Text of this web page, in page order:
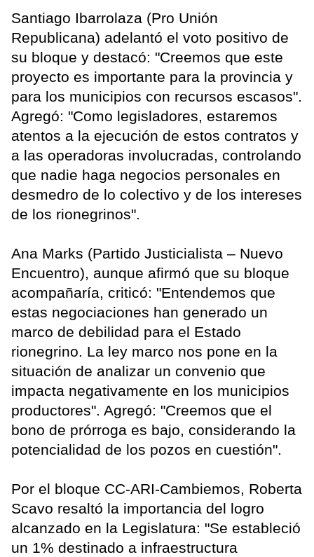
Santiago Ibarrolaza (Pro Unión
Republicana) adelantó el voto positivo de
su bloque y destacó: "Creemos que este
proyecto es importante para la provincia y
para los municipios con recursos escasos".
Agregó: "Como legisladores, estaremos
atentos a la ejecución de estos contratos y
a las operadoras involucradas, controlando
que nadie haga negocios personales en
desmedro de lo colectivo y de los intereses
de los rionegrinos".
Ana Marks (Partido Justicialista – Nuevo
Encuentro), aunque afirmó que su bloque
acompañaría, criticó: "Entendemos que
estas negociaciones han generado un
marco de debilidad para el Estado
rionegrino. La ley marco nos pone en la
situación de analizar un convenio que
impacta negativamente en los municipios
productores". Agregó: "Creemos que el
bono de prórroga es bajo, considerando la
potencialidad de los pozos en cuestión".
Por el bloque CC-ARI-Cambiemos, Roberta
Scavo resaltó la importancia del logro
alcanzado en la Legislatura: "Se estableció
un 1% destinado a infraestructura